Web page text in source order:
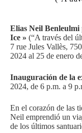
Elias Neil Benleulmi
Ice » (“A través del
7 rue Jules Vallès,
2024 al 25 de enero
Inauguración de la
2024, de 6 p.m. a 9
En el corazón de las
Neil emprendió un
de los últimos